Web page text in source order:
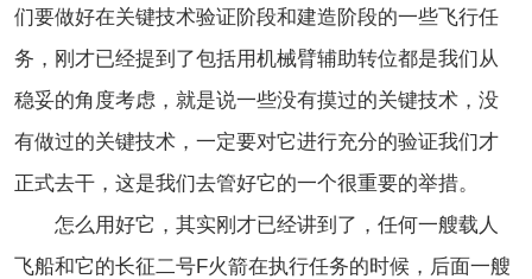
们要做好在关键技术验证阶段和建造阶段的一些飞行任
务，刚才已经提到了包括用机械臂辅助转位都是我们从
稳妥的角度考虑，就是说一些没有摸过的关键技术，没
有做过的关键技术，一定要对它进行充分的验证我们才
正式去干，这是我们去管好它的一个很重要的举措。
怎么用好它，其实刚才已经讲到了，任何一艘载人
飞船和它的长征二号F火箭在执行任务的时候，后面一艘